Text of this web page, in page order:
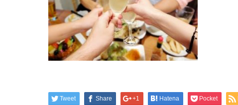
Tweet Share +1 Hatena Pocket